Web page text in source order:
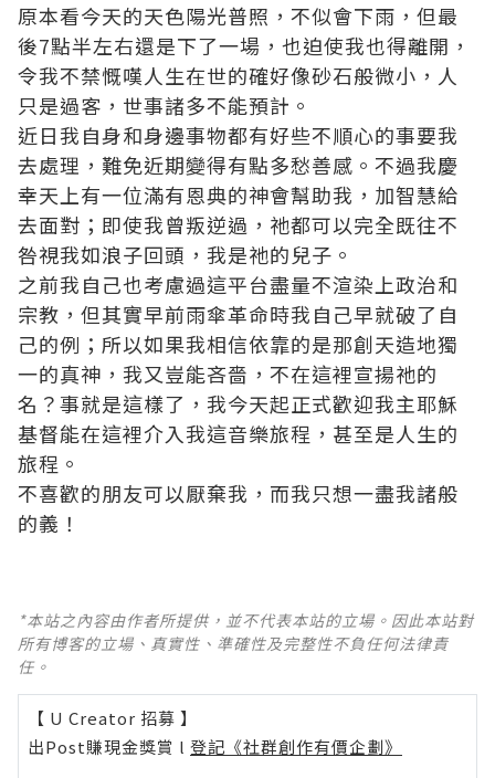
原本看今天的天色陽光普照，不似會下雨，但最
後7點半左右還是下了一場，也迫使我也得離開，
令我不禁慨嘆人生在世的確好像砂石般微小，人
只是過客，世事諸多不能預計。
近日我自身和身邊事物都有好些不順心的事要我
去處理，難免近期變得有點多愁善感。不過我慶
幸天上有一位滿有恩典的神會幫助我，加智慧給
去面對；即使我曾叛逆過，祂都可以完全既往不
咎視我如浪子回頭，我是祂的兒子。
之前我自己也考慮過這平台盡量不渲染上政治和
宗教，但其實早前雨傘革命時我自己早就破了自
己的例；所以如果我相信依靠的是那創天造地獨
一的真神，我又豈能吝嗇，不在這裡宣揚祂的
名？事就是這樣了，我今天起正式歡迎我主耶穌
基督能在這裡介入我這音樂旅程，甚至是人生的
旅程。
不喜歡的朋友可以厭棄我，而我只想一盡我諸般
的義！
*本站之內容由作者所提供，並不代表本站的立場。因此本站對
所有博客的立場、真實性、準確性及完整性不負任何法律責
任。
【 U Creator 招募 】
出Post賺現金獎賞 l 登記《社群創作有價企劃》